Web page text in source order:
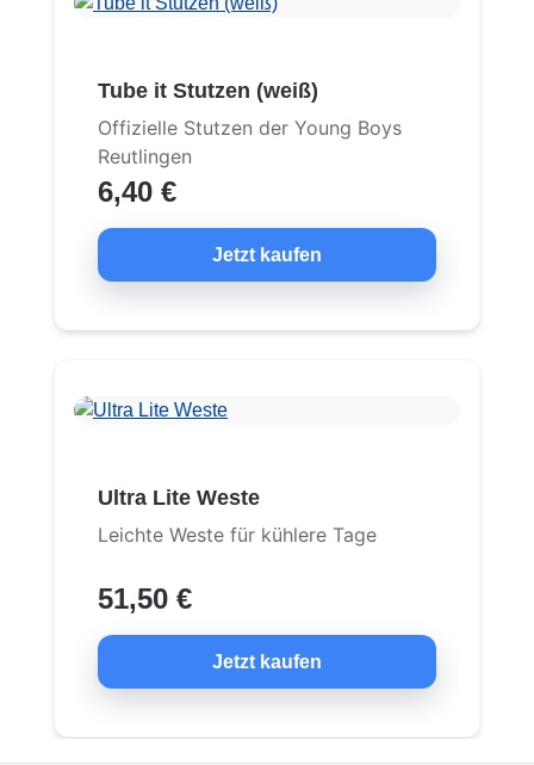
Tube it Stutzen (weiß)
Offizielle Stutzen der Young Boys
Reutlingen
6,40 €
Jetzt kaufen
Ultra Lite Weste
Leichte Weste für kühlere Tage
51,50 €
Jetzt kaufen